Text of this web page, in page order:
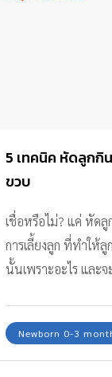
5 เทคนิค หัดลูกกิ
ขวบ
เชื่อหรือไม่? แค่ หัดลู
การเลี้ยงลูก ที่ทำให้
นั้นเพราะอะไร และ
Newborn 0-3